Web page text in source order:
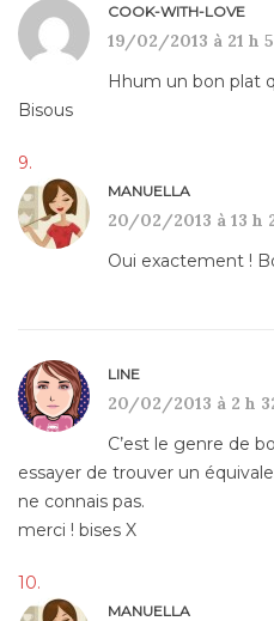
COOK-WITH-LOVE
19/02/2013 à 21 h
Hhum un bon plat
Bisous
MANUELLA
20/02/2013 à 13 h
Oui exactement !
LINE
20/02/2013 à 2 h
C’est le genre de
essayer de trouver un
ne connais pas.
merci ! bises X
MANUELLA